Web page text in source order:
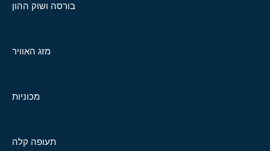
בורסה ושוק ההון
מזג האוויר
מכוניות
תעופה קלה